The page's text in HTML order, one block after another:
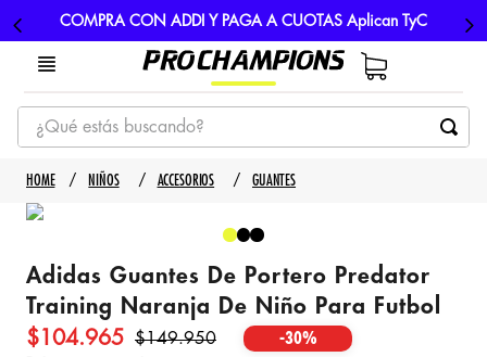
COMPRA CON ADDI Y PAGA A CUOTAS Aplican TyC
¿Qué estás buscando?
TÉRMINOS MÁS BUSCADOS
1
3. nike
4 . guayos
NIÑOS ACCESORIOS GUANTES
Adidas Guantes De Portero Predator
Training Naranja De Niño Para Futbol
$104.965 $149.950 -30%